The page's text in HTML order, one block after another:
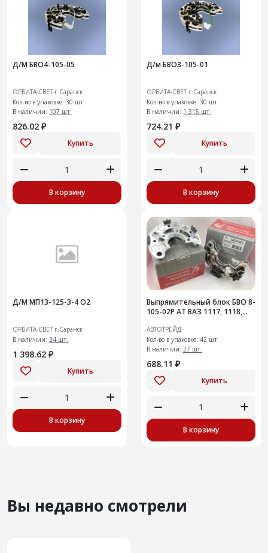
Д/М БВО4-105-05
ОРБИТА-СВЕТ г.Саранск
Кол-во в упаковке: 30 шт.
В наличии: 107 шт.
826.02 ₽
Купить
В корзину
Д/м БВО3-105-01
ОРБИТА-СВЕТ г.Саранск
Кол-во в упаковке: 30 шт.
В наличии: 1 315 шт.
724.21 ₽
Купить
В корзину
Д/М МП13-125-3-4 О2
ОРБИТА-СВЕТ г.Саранск
В наличии: 34 шт.
1 398.62 ₽
Купить
В корзину
Выпрямительный блок БВО 8-
105-02Р АТ ВАЗ 1117, 1118,
АВТОТРЕЙД
Кол-во в упаковке: 42 шт.
В наличии: 27 шт.
688.11 ₽
Купить
В корзину
Вы недавно смотрели